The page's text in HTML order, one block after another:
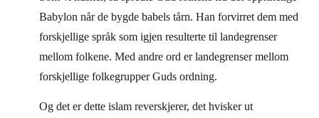
Babylon når de bygde babels tårn. Han forvirret dem med
forskjellige språk som igjen resulterte til landegrenser
mellom folkene. Med andre ord er landegrenser mellom
forskjellige folkegrupper Guds ordning.
Og det er dette islam reverskjerer, det hvisker ut